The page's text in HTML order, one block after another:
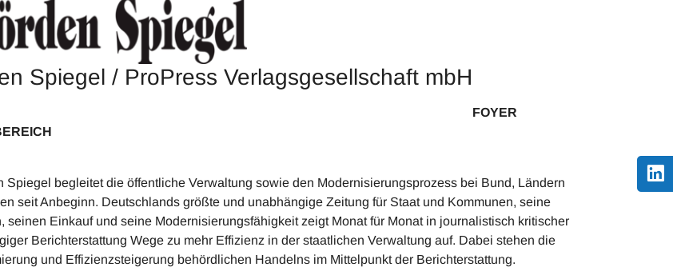
Spiegel / ProPress Verlagsgesellschaft mbH
F 30 FOYER
Spiegel begleitet die öffentliche Verwaltung sowie den Modernisierungsprozess bei Bund, Ländern
seit Anbeginn. Deutschlands größte und unabhängige Zeitung für Staat und Kommunen, seine
seinen Einkauf und seine Modernisierungsfähigkeit zeigt Monat für Monat in journalistisch kritischer
Berichterstattung Wege zu mehr Effizienz in der staatlichen Verwaltung auf. Dabei stehen die
und Effizienzsteigerung behördlichen Handelns im Mittelpunkt der Berichterstattung.